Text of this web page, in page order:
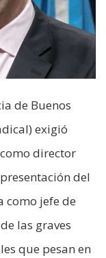
de Buenos
exigió
director
del
como jefe de
las graves
que pesan en